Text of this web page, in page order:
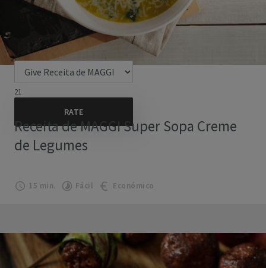
21
Receita de MAGGI Super Sopa Creme
de Legumes
15 min. Fácil Económico